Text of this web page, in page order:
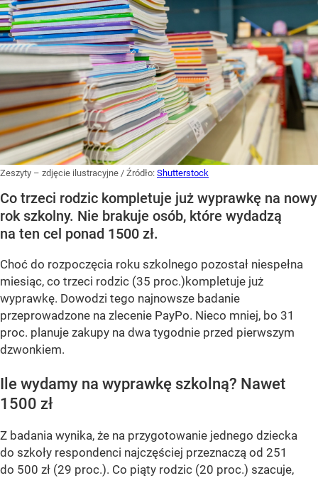
Zeszyty – zdjęcie ilustracyjne / Źródło: Shutterstock
Co trzeci rodzic kompletuje już wyprawkę na nowy
rok szkolny. Nie brakuje osób, które wydadzą
na ten cel ponad 1500 zł.
Choć do rozpoczęcia roku szkolnego pozostał niespełna
miesiąc, co trzeci rodzic (35 proc.)kompletuje już
wyprawkę. Dowodzi tego najnowsze badanie
przeprowadzone na zlecenie PayPo. Nieco mniej, bo 31
proc. planuje zakupy na dwa tygodnie przed pierwszym
dzwonkiem.
Ile wydamy na wyprawkę szkolną? Nawet
1500 zł
Z badania wynika, że na przygotowanie jednego dziecka
do szkoły respondenci najczęściej przeznaczą od 251
do 500 zł (29 proc.). Co piąty rodzic (20 proc.) szacuje,